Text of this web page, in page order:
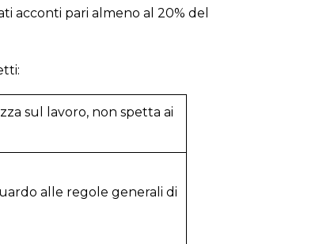
acconti pari almeno al 20% del
sul lavoro, non spetta ai
alle regole generali di